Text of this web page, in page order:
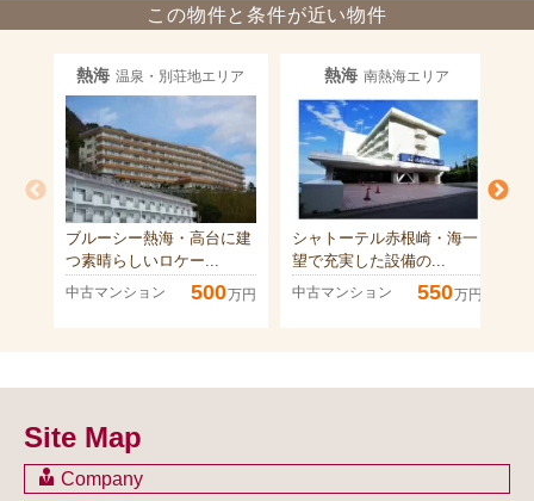
この物件と条件が近い物件
熱海 温泉・別荘地エリア
ブルーシー熱海・高台に建
つ素晴らしいロケー...
中古マンション 500万円
熱海 南熱海エリア
シャトーテル赤根崎・海一
望で充実した設備の...
中古マンション 550万円
Site Map
Company